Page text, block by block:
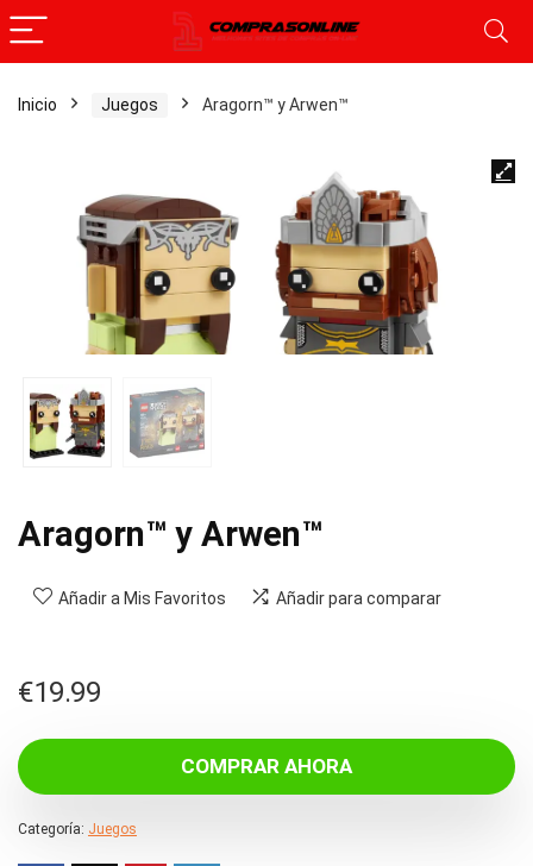
Inicio Juegos Aragorn™ y Arwen™
Aragorn™ y Arwen™
Añadir a Mis Favoritos Añadir para comparar
€19.99
COMPRAR AHORA
Categoría: Juegos